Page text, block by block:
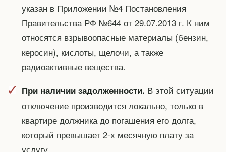
указан в Приложении №4 Постановления
Правительства РФ №644 от 29.07.2013 г. К ним
относятся взрывоопасные материалы (бензин,
керосин), кислоты, щелочи, а также
радиоактивные вещества.
При наличии задолженности. В этой ситуации
отключение производится локально, только в
квартире должника до погашения его долга,
который превышает 2-х месячную плату за
услугу.